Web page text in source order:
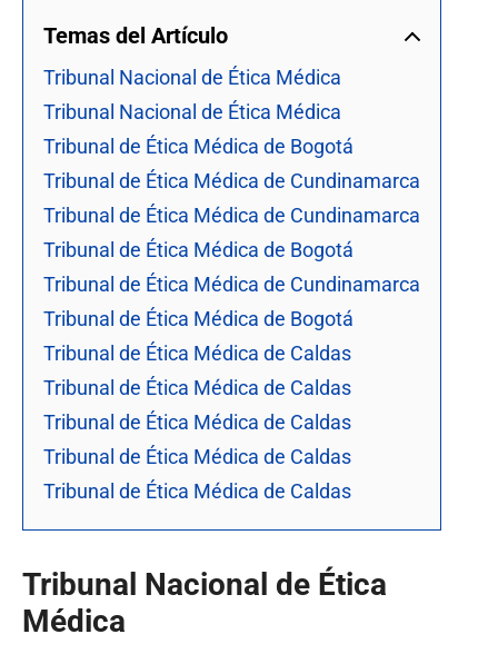
Temas del Artículo
Tribunal Nacional de Ética Médica
Tribunal Nacional de Ética Médica
Tribunal de Ética Médica de Bogotá
Tribunal de Ética Médica de Cundinamarca
Tribunal de Ética Médica de Cundinamarca
Tribunal de Ética Médica de Bogotá
Tribunal de Ética Médica de Cundinamarca
Tribunal de Ética Médica de Bogotá
Tribunal de Ética Médica de Caldas
Tribunal de Ética Médica de Caldas
Tribunal de Ética Médica de Caldas
Tribunal de Ética Médica de Caldas
Tribunal de Ética Médica de Caldas
Tribunal Nacional de Ética
Médica